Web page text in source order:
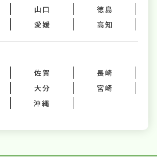
山口
徳島
愛媛 高知
佐賀
長崎
大分
宮崎
沖縄